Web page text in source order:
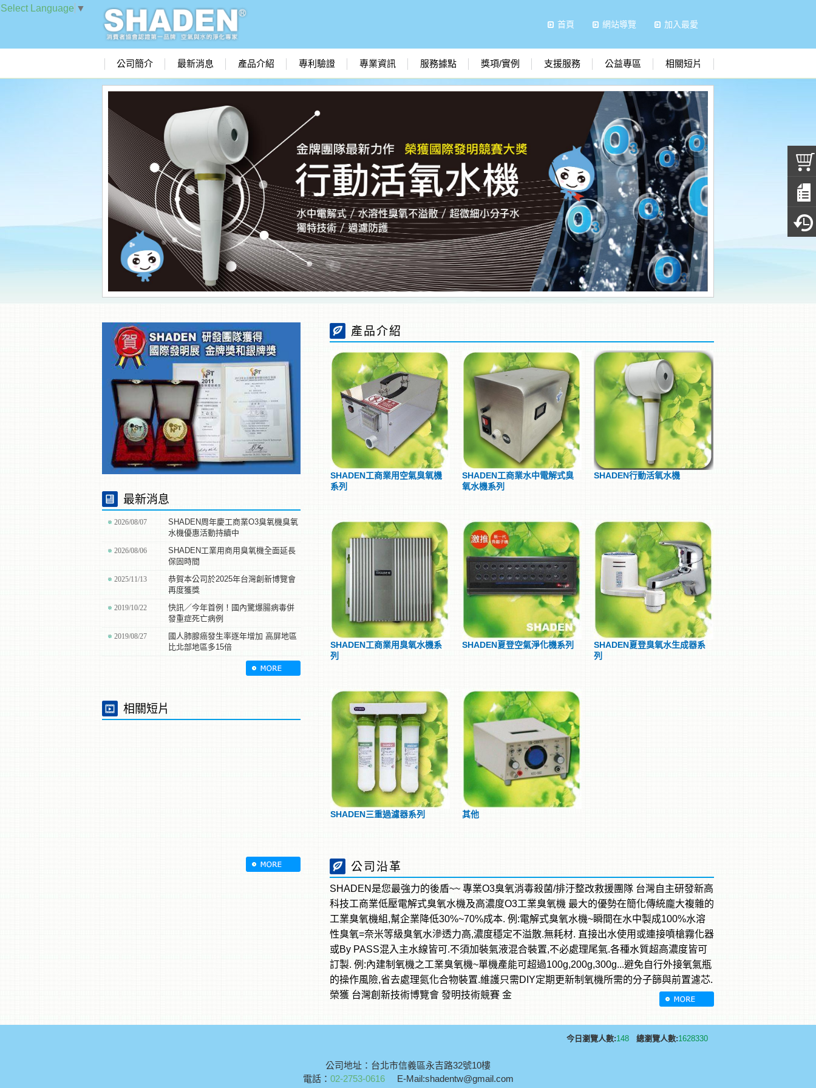
Select Language ▼
首頁 網站導覽 加入最愛
公司簡介 最新消息 產品介紹 專利驗證 專業資訊 服務據點 獎項/實例 支援服務 公益專區 相關短片
最新消息
2026/08/07
SHADEN周年慶工商業O3臭氧機臭氧
水機優惠活動持續中
2026/08/06
SHADEN工業用商用臭氧機全面延長
保固時間
2025/11/13
恭賀本公司於2025年台灣創新博覽會
再度獲獎
2019/10/22
快訊／今年首例！國內驚爆腸病毒併
發重症死亡病例
2019/08/27
國人肺腺癌發生率逐年增加 高屏地區
比北部地區多15倍
相關短片
產品介紹
SHADEN工商業用空氣臭氧機
系列
SHADEN工商業水中電解式臭
氧水機系列
SHADEN行動活氧水機
SHADEN工商業用臭氧水機系
列
SHADEN夏登空氣淨化機系列
SHADEN夏登臭氧水生成器系
列
SHADEN三重過濾器系列 其他
公司沿革
SHADEN是您最強力的後盾~~ 專業O3臭氧消毒殺菌/排汙整改救援團隊 台灣自主研發新高
科技工商業低壓電解式臭氧水機及高濃度O3工業臭氧機 最大的優勢在簡化傳統龐大複雜的
工業臭氧機組,幫企業降低30%~70%成本. 例:電解式臭氧水機~瞬間在水中製成100%水溶
性臭氧=奈米等級臭氧水滲透力高,濃度穩定不溢散.無耗材. 直接出水使用或連接噴槍霧化器
或By PASS混入主水線皆可.不須加裝氣液混合裝置,不必處理尾氣.各種水質超高濃度皆可
訂製. 例:內建制氧機之工業臭氧機~單機產能可超過100g,200g,300g...避免自行外接氧氣瓶
的操作風險,省去處理氮化合物裝置.維護只需DIY定期更新制氧機所需的分子篩與前置濾芯.
榮獲 台灣創新技術博覽會 發明技術競賽 金
今日瀏覽人數:148 總瀏覽人數:1628330
公司地址：台北市信義區永吉路32號10樓
電話： 02-2753-0616E-Mail:shadentw@gmail.com